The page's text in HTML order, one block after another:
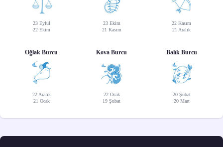
23 Eylül
22 Ekim
23 Ekim
21 Kasım
22 Kasım
21 Aralık
Oğlak Burcu
22 Aralık
21 Ocak
Kova Burcu
22 Ocak
19 Şubat
Balık Burcu
20 Şubat
20 Mart